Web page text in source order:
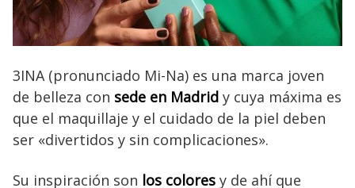
3INA (pronunciado Mi-Na) es una marca joven
de belleza con sede en Madrid y cuya máxima es
que el maquillaje y el cuidado de la piel deben
ser «divertidos y sin complicaciones».
Su inspiración son los colores y de ahí que